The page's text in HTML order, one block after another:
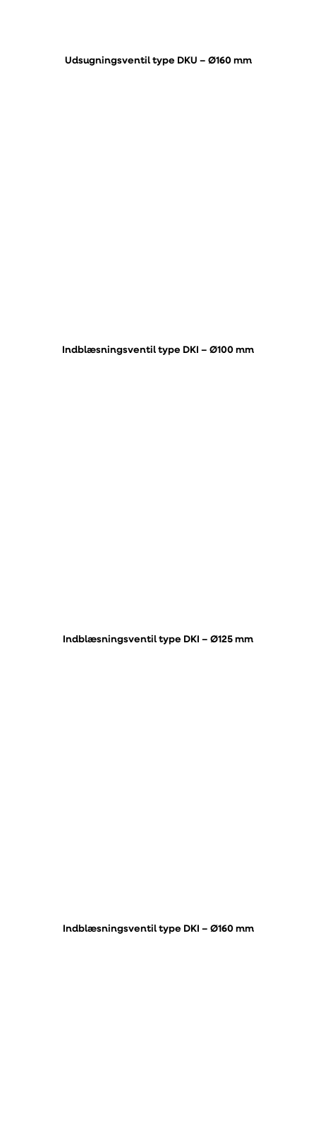
Udsugningsventil type DKU – Ø160 mm
Indblæsningsventil type DKI – Ø100 mm
Indblæsningsventil type DKI – Ø125 mm
Indblæsningsventil type DKI – Ø160 mm